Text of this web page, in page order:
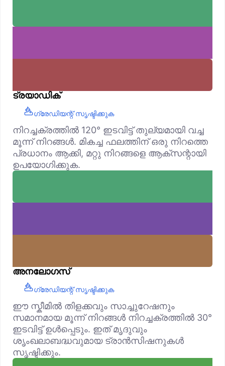
ട്രയാഡിക്
ഗ്രേഡിയന്റ് സൃഷ്ടിക്കുക
നിറച്ചക്രത്തിൽ 120° ഇടവിട്ട് തുല്യമായി വച്ച
മൂന്ന് നിറങ്ങൾ. മികച്ച ഫലത്തിന് ഒരു നിറത്തെ
പ്രധാനം ആക്കി, മറ്റു നിറങ്ങളെ ആക്‌സന്റായി
ഉപയോഗിക്കുക.
അനലോഗസ്
ഗ്രേഡിയന്റ് സൃഷ്ടിക്കുക
ഈ സ്കീമിൽ തിളക്കവും സാച്ചുറേഷനും
സമാനമായ മൂന്ന് നിറങ്ങൾ നിറച്ചക്രത്തിൽ 30°
ഇടവിട്ട് ഉൾപ്പെടും. ഇത് മൃദുവും
ശൃംഖലാബദ്ധവുമായ ട്രാൻസിഷനുകൾ
സൃഷ്ടിക്കും.